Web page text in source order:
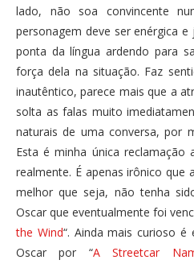
lado, não soa convincente
personagem deve ser enérgica
ponta da língua ardendo para
força dela na situação. Faz
inautêntico, parece mais que a
solta as falas muito
naturais de uma conversa, por
Esta é minha única reclamação
realmente. É apenas irônico que
melhor que seja, não tenha
Oscar que eventualmente foi
the Wind“. Ainda mais curioso é
Oscar por “A Streetcar